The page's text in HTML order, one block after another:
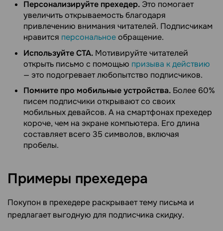
Персонализируйте прехедер. Это помогает
увеличить открываемость благодаря
привлечению внимания читателей. Подписчикам
нравится персональноеобращение.
Используйте CTA. Мотивируйте читателей
открыть письмо с помощью призыва к действию
— это подогревает любопытство подписчиков.
Помните про мобильные устройства. Более 60%
писем подписчики открывают со своих
мобильных девайсов. А на смартфонах прехедер
короче, чем на экране компьютера. Его длина
составляет всего 35 символов, включая
пробелы.
Примеры прехедера
Покупон в прехедере раскрывает тему письма и
предлагает выгодную для подписчика скидку.